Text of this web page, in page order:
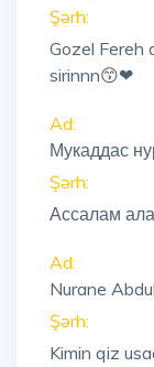
Şərh:
Gozel Fereh
sirinnn😙❤
Ad:
Мукаддас
Şərh:
Ассалам
Ad:
Nurane
Şərh:
Kimin qiz